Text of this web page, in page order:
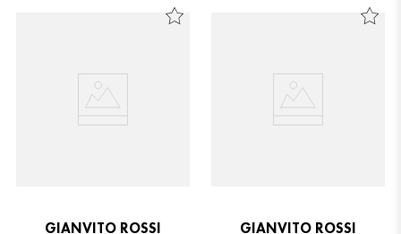
GIANVITO ROSSI
GIANVITO ROSSI